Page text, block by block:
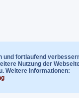
und fortlaufend
Nutzung der
Weitere Informationen: